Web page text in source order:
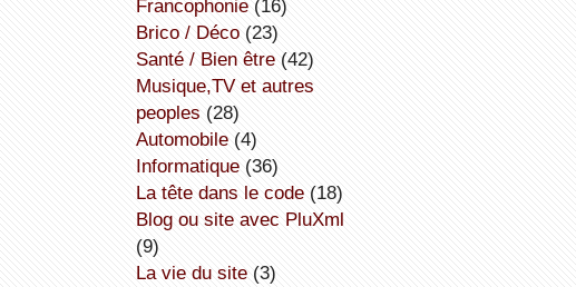
Francophonie(16)
Brico / Déco(23)
Santé / Bien être(42)
Musique,TV et autres
peoples (28)
Automobile(4)
informatique(36)
la tête dans le code(18)
Blog ou site avec PluXml
(9)
la vie du site(3)